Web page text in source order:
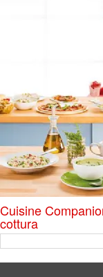
Cuisine
cottura